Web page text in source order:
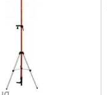
в: